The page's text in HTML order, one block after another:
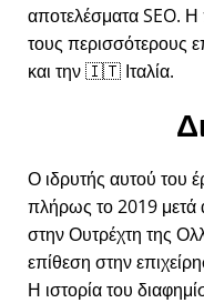
αποτελέσματα SEO.
τους περισσότερους
και την 🇮🇹 Ιταλία.
Ο ιδρυτής αυτού του
πλήρως το 2019 μετά
στην Ουτρέχτη της
επίθεση στην
Η ιστορία του